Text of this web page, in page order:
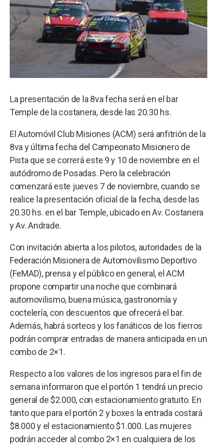
La presentación de la 8va fecha será en el bar
Temple de la costanera, desde las 20.30 hs.
El Automóvil Club Misiones (ACM) será anfitrión de la
8va y última fecha del Campeonato Misionero de
Pista que se correrá este 9 y 10 de noviembre en el
autódromo de Posadas. Pero la celebración
comenzará este jueves 7 de noviembre, cuando se
realice la presentación oficial de la fecha, desde las
20.30 hs. en el bar Temple, ubicado en Av. Costanera
y Av. Andrade.
Con invitación abierta a los pilotos, autoridades de la
Federación Misionera de Automovilismo Deportivo
(FeMAD), prensa y el público en general, el ACM
propone compartir una noche que combinará
automovilismo, buena música, gastronomía y
coctelería, con descuentos que ofrecerá el bar.
Además, habrá sorteos y los fanáticos de los fierros
podrán comprar entradas de manera anticipada en un
combo de 2×1.
Respecto a los valores de los ingresos para el fin de
semana informaron que el portón 1 tendrá un precio
general de $2.000, con estacionamiento gratuito. En
tanto que para el portón 2 y boxes la entrada costará
$8.000 y el estacionamiento $1.000. Las mujeres
podrán acceder al combo 2×1 en cualquiera de los